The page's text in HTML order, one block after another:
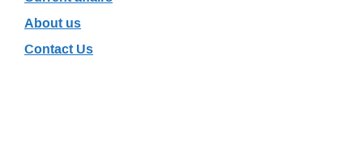
About us
Contact Us